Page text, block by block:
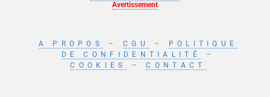
Avertissement
A PROPOS – CGU –
POLITIQUE
DE CONFIDENTIALITÉ
–
COOKIES
–CONTACT